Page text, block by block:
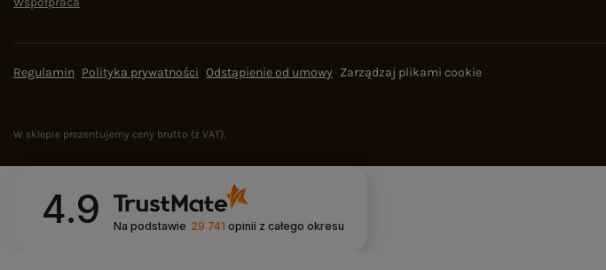
Regulamin Polityka prywatności Odstąpienie od umowy Zarządzaj plikami cookie
W sklepie prezentujemy ceny brutto (z VAT).
4.9 Na podstawie 29 741 opinii z całego okresu